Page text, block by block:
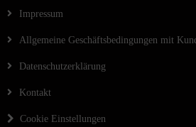
Impressum
Allgemeine Geschäftsbedingungen mit
Datenschutzerklärung
Kontakt
Cookie Einstellungen